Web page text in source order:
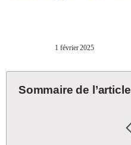
1 février 2025
Sommaire de l’article